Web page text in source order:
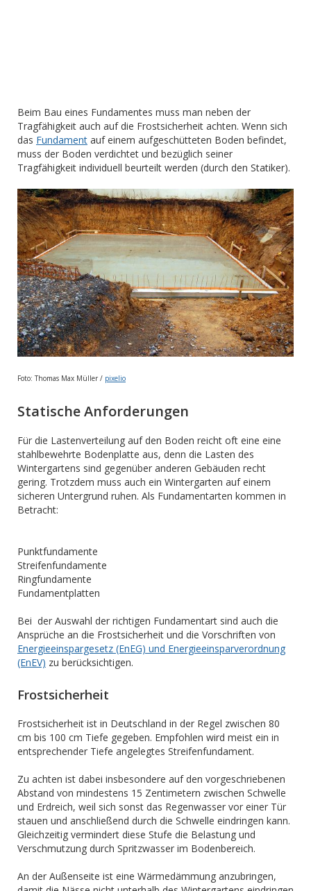
Beim Bau eines Fundamentes muss man neben der
Tragfähigkeit auch auf die Frostsicherheit achten. Wenn sich
das Fundament auf einem aufgeschütteten Boden befindet,
muss der Boden verdichtet und bezüglich seiner
Tragfähigkeit individuell beurteilt werden (durch den Statiker).
Foto: Thomas Max Müller / pixelio
Statische Anforderungen
Für die Lastenverteilung auf den Boden reicht oft eine eine
stahlbewehrte Bodenplatte aus, denn die Lasten des
Wintergartens sind gegenüber anderen Gebäuden recht
gering. Trotzdem muss auch ein Wintergarten auf einem
sicheren Untergrund ruhen. Als Fundamentarten kommen in
Betracht:
Punktfundamente
Streifenfundamente
Ringfundamente
Fundamentplatten
Bei der Auswahl der richtigen Fundamentart sind auch die
Ansprüche an die Frostsicherheit und die Vorschriften von
Energieeinspargesetz (EnEG) und Energieeinsparverordnung
(EnEV) zu berücksichtigen.
Frostsicherheit
Frostsicherheit ist in Deutschland in der Regel zwischen 80
cm bis 100 cm Tiefe gegeben. Empfohlen wird meist ein in
entsprechender Tiefe angelegtes Streifenfundament.
Zu achten ist dabei insbesondere auf den vorgeschriebenen
Abstand von mindestens 15 Zentimetern zwischen Schwelle
und Erdreich, weil sich sonst das Regenwasser vor einer Tür
stauen und anschließend durch die Schwelle eindringen kann.
Gleichzeitig vermindert diese Stufe die Belastung und
Verschmutzung durch Spritzwasser im Bodenbereich.
An der Außenseite ist eine Wärmedämmung anzubringen,